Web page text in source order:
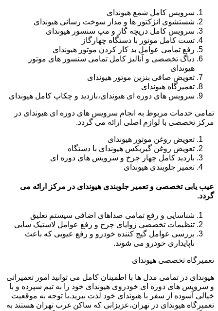
سرویس کامل شمع هیوندای
شستشوی انژکتور ها و مدار سوخت رسانی هیوندای
سرویس کامل دریچه گاز و مپ سنسور هیوندای
تست کامل موتور با دستگاه چهارگاز
رفع تمامی عوامل بد کار کردن موتور هیوندای
دیاگ تخصصی و آنالیز کامل تمامی سنسور های موتور
هیوندای
تعویض صافی بنزین موتور هیوندای
تعمیرگاه هیوندای
سرویس های دوره ای هیوندای،بازدید و چکاپ کامل هیوندای
تمامی خدمات مربوط به انجام سرویس های دوره ای هیوندای در
مرکز تخصصی با لوازم اصلی ارائه می گردد.
تعویض روغن موتور هیوندای
تعویض روغن گیربکس هیوندای با دستگاه
بازدید کامل چهار چرخ و سرویس های دوره ای
تعمیر جلوبندی هیوندای
عیب یابی تخصصی و تعمیر جلوبندی هیوندای در مرکز ارائه می
گردد.
شناسایی و رفع تمامی صداهای اضافی سیستم تعلیق
تنظیمات تخصصی زوایای چرخ و رفع عوامل لاستیک سایی
بررسی عوامل گیج کننده خودرو و رفع عیوبی که باعث
ناپایداری خودرو می شوند.
تعمیرگاه تخصصی هیوندای
هیوندای در تمامی مدل ها با اطمینان کامل می توانید امور تعمیراتی
و سرویس های دوره ای خودروی هیوندای خود را به تیم سپرده و با
خیالی آسوده از سفر با هیوندای خود لذت ببرید.با توجه به موقعیت
تعمیرگاه هیوندای در تهران،عزیزانی که ساکن غرب تهران هستند به